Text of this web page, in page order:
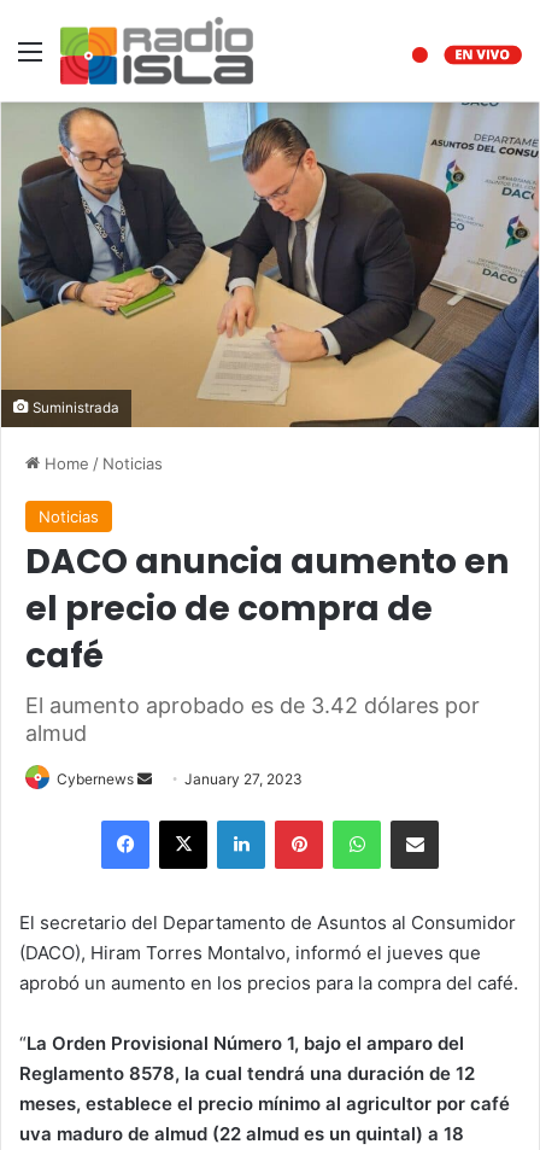
Menu
Suministrada
Home / Noticias
Noticias
DACO anuncia aumento en
el precio de compra de
café
El aumento aprobado es de 3.42 dólares por
almud
Cybernews
Send
email
January 27, 2023
Facebook
X LinkedInPinterestWhatsAppShare via Email
El secretario del Departamento de Asuntos al Consumidor
(DACO), Hiram Torres Montalvo, informó el jueves que
aprobó un aumento en los precios para la compra del café.
“La Orden Provisional Número 1, bajo el amparo del
Reglamento 8578, la cual tendrá una duración de 12
meses, establece el precio mínimo al agricultor por café
uva maduro de almud (22 almud es un quintal) a 18